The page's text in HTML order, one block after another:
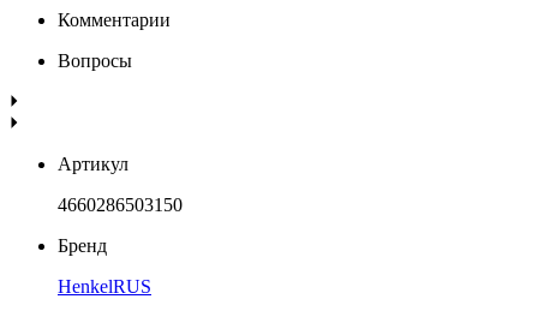
Комментарии
Вопросы
Артикул
4660286503150
Бренд
HenkelRUS